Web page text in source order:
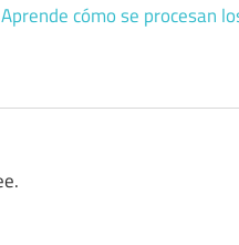
Aprende cómo se procesan